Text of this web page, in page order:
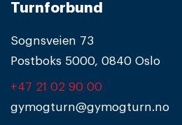
Turnforbund
Sognsveien 73
Postboks 5000, 0840 Oslo
+47 21 02 90 00
gymogturn@gymogturn.no